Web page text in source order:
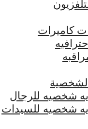
كاميرات
الشخصية
شخصيه للرجال
شخصيه للسيدات